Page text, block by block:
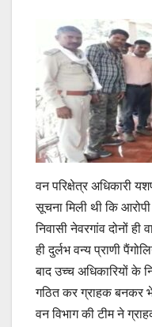
वन परिक्षेत्र अधिकारी
सूचना मिली थी कि
निवासी नेवरगांव दोनों ही
ही दुर्लभ वन्य प्राणी
बाद उच्च अधिकारियों के
गठित कर ग्राहक बनकर
वन विभाग की टीम ने